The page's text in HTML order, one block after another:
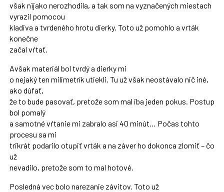
však nijako nerozhodila, a tak som na vyznačených miestach
vyrazil pomocou
kladiva a tvrdeného hrotu dierky. Toto už pomohlo a vrták
konečne
začal vŕtať.
Avšak materiál bol tvrdý a dierky mi
o nejaký ten milimetrík utiekli. Tu už však neostávalo nič iné,
ako dúfať,
že to bude pasovať, pretože som mal iba jeden pokus. Postup
bol pomalý
a samotné vŕtanie mi zabralo asi 40 minút… Počas tohto
procesu sa mi
trikrát podarilo otupiť vrták a na záver ho dokonca zlomiť – čo
už
nevadilo, pretože som to mal hotové.
Posledná vec bolo narezanie závitov. Toto už